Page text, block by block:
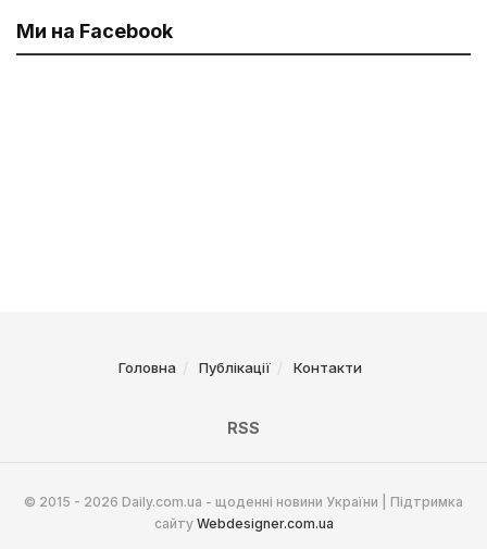
Ми на Facebook
Головна Публікації Контакти
RSS
© 2015 - 2026 Daily.com.ua - щоденні новини України | Підтримка
сайту Webdesigner.com.ua